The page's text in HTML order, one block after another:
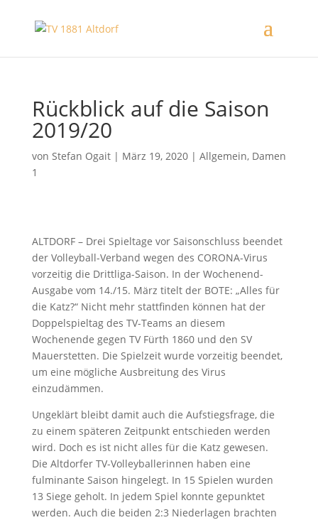
Rückblick auf die Saison
2019/20
von Stefan Ogait| März 19, 2020| Allgemein, Damen
1
ALTDORF – Drei Spieltage vor Saisonschluss beendet
der Volleyball-Verband wegen des CORONA-Virus
vorzeitig die Drittliga-Saison. In der Wochenend-
Ausgabe vom 14./15. März titelt der BOTE: „Alles für
die Katz?“ Nicht mehr stattfinden können hat der
Doppelspieltag des TV-Teams an diesem
Wochenende gegen TV Fürth 1860 und den SV
Mauerstetten. Die Spielzeit wurde vorzeitig beendet,
um eine mögliche Ausbreitung des Virus
einzudämmen.
Ungeklärt bleibt damit auch die Aufstiegsfrage, die
zu einem späteren Zeitpunkt entschieden werden
wird. Doch es ist nicht alles für die Katz gewesen.
Die Altdorfer TV-Volleyballerinnen haben eine
fulminante Saison hingelegt. In 15 Spielen wurden
13 Siege geholt. In jedem Spiel konnte gepunktet
werden. Auch die beiden 2:3 Niederlagen brachten